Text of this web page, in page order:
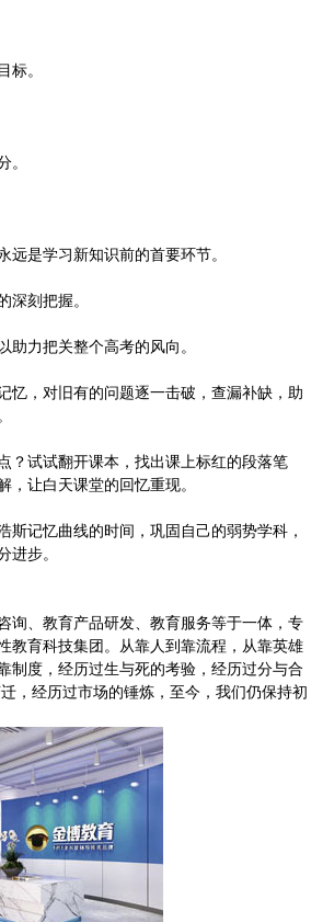
标。
。
远是学习新知识前的首要环节。
深刻把握。
助力把关整个高考的风向。
忆，对旧有的问题逐一击破，查漏补缺，助
？试试翻开课本，找出课上标红的段落笔
，让白天课堂的回忆重现。
斯记忆曲线的时间，巩固自己的弱势学科，
进步。
询、教育产品研发、教育服务等于一体，专
教育科技集团。从靠人到靠流程，从靠英雄
制度，经历过生与死的考验，经历过分与合
，经历过市场的锤炼，至今，我们仍保持初